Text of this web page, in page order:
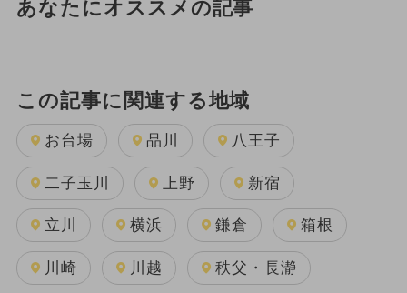
あなたにオススメの記事
この記事に関連する地域
お台場 品川 八王子
二子玉川 上野 新宿
立川 横浜 鎌倉 箱根
川崎 川越 秩父・長瀞